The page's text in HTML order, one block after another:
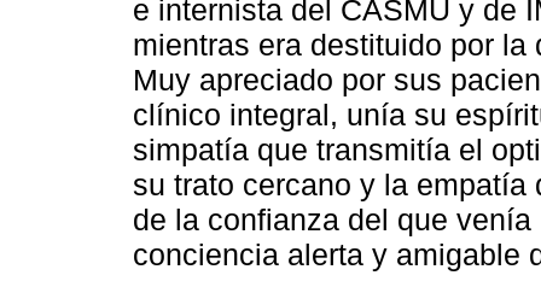
e internista del CASMU y de
mientras era destituido por
Muy apreciado por sus
clínico integral, unía su
simpatía que transmitía el
su trato cercano y la
de la confianza del que
conciencia alerta y amigable